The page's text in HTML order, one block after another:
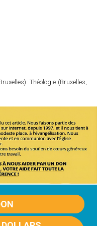
Théologie (Bruxelles,